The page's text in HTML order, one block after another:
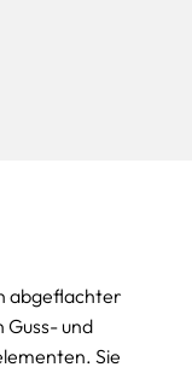
abgeflachter
und
Sie